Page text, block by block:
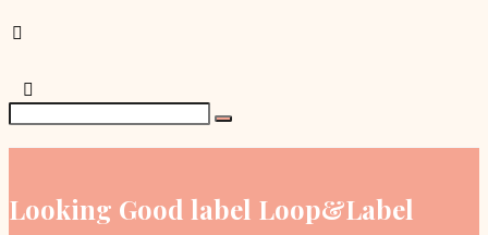
Looking Good label Loop&Label